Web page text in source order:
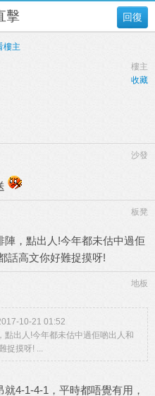
回復
擊
樓主
樓主
收藏
沙發
板凳
陣，點出人!今年都未估中過佢
話高文你好難捉摸呀!
地板
10-21 01:52
點出人!今年都未估中過佢啲出人和
捉摸呀! ...
4-1-4-1，平時都唔覺有用，